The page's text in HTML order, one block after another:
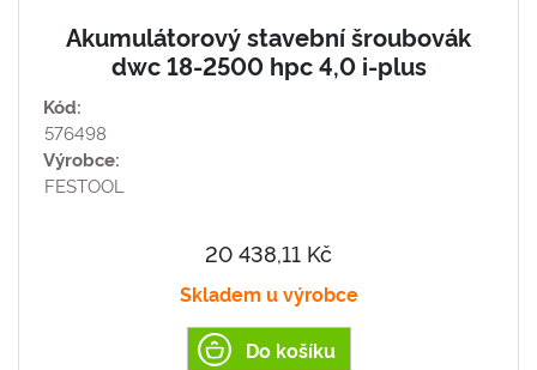
Akumulátorový stavební šroubovák
dwc 18-2500 hpc 4,0 i-plus
Kód:
576498
Výrobce:
FESTOOL
20 438,11 Kč
Skladem u výrobce
Do košíku